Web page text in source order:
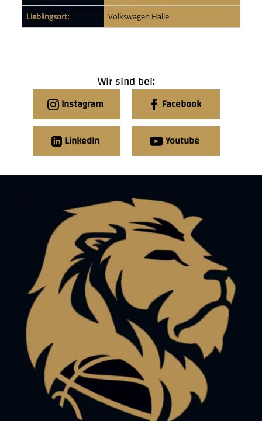
Lieblingsort: Volkswagen Halle
Wir sind bei:
Instagram Facebook
LinkedIn Youtube